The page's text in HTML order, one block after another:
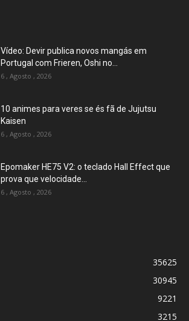
Vídeo: Devir publica novos mangás em
Portugal com Frieren, Oshi no...
6 , Agosto , 2026
10 animes para veres se és fã de Jujutsu
Kaisen
6 , Agosto , 2026
Epomaker HE75 V2: o teclado Hall Effect que
prova que velocidade...
6 , Agosto , 2026
35625
30945
9221
3215